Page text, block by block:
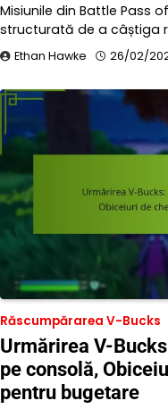
Misiunile din Battle Pass
structurată de a câștiga
Ethan Hawke 26/02/
Răscumpărarea V-Bucks
Urmărirea V-
pe consolă,
pentru bugetare